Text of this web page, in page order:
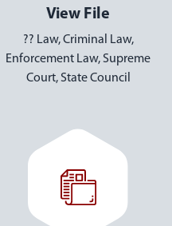
View Audit Log
Hukuk İcra